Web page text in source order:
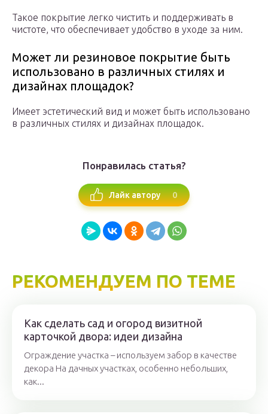
Такое покрытие легко чистить и поддерживать в
чистоте, что обеспечивает удобство в уходе за ним.
Может ли резиновое покрытие быть
использовано в различных стилях и
дизайнах площадок?
Имеет эстетический вид и может быть использовано
в различных стилях и дизайнах площадок.
Понравилась статья?
Лайк автору 0
РЕКОМЕНДУЕМ ПО ТЕМЕ
Как сделать сад и огород визитной
карточкой двора: идеи дизайна
Ограждение участка – используем забор в качестве
декора На дачных участках, особенно небольших,
как...